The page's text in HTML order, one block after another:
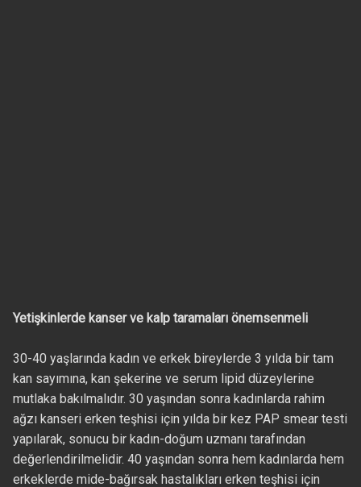
Yetişkinlerde kanser ve kalp taramaları önemsenmeli
30-40 yaşlarında kadın ve erkek bireylerde 3 yılda bir tam
kan sayımına, kan şekerine ve serum lipid düzeylerine
mutlaka bakılmalıdır. 30 yaşından sonra kadınlarda rahim
ağzı kanseri erken teşhisi için yılda bir kez PAP smear testi
yapılarak, sonucu bir kadın-doğum uzmanı tarafından
değerlendirilmelidir. 40 yaşından sonra hem kadınlarda hem
erkeklerde mide-bağırsak hastalıkları erken teşhisi için